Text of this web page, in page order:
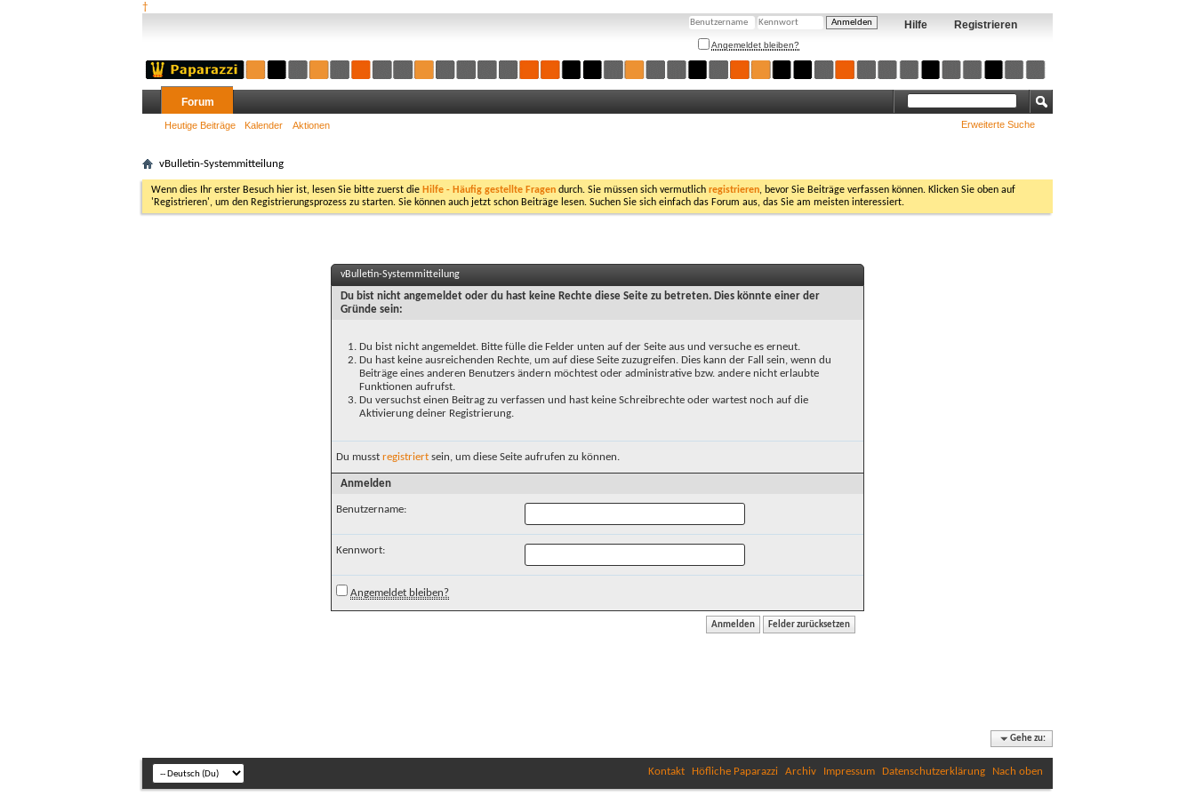
†
Registrieren
Hilfe
Angemeldet bleiben?
Forum
Heutige Beiträge Kalender Aktionen Erweiterte Suche
vBulletin-Systemmitteilung
Wenn dies Ihr erster Besuch hier ist, lesen Sie bitte zuerst die Hilfe - Häufig gestellte Fragen durch. Sie müssen sich vermutlich registrieren, bevor Sie Beiträge verfassen können. Klicken Sie oben auf
'Registrieren', um den Registrierungsprozess zu starten. Sie können auch jetzt schon Beiträge lesen. Suchen Sie sich einfach das Forum aus, das Sie am meisten interessiert.
vBulletin-Systemmitteilung
Du bist nicht angemeldet oder du hast keine Rechte diese Seite zu betreten. Dies könnte einer der
Gründe sein:
Du bist nicht angemeldet. Bitte fülle die Felder unten auf der Seite aus und versuche es erneut.
Du hast keine ausreichenden Rechte, um auf diese Seite zuzugreifen. Dies kann der Fall sein, wenn du
Beiträge eines anderen Benutzers ändern möchtest oder administrative bzw. andere nicht erlaubte
Funktionen aufrufst.
Du versuchst einen Beitrag zu verfassen und hast keine Schreibrechte oder wartest noch auf die
Aktivierung deiner Registrierung.
Du musst registriert sein, um diese Seite aufrufen zu können.
Anmelden
Benutzername:
Kennwort:
Angemeldet bleiben?
Gehe zu:
Kontakt Höfliche Paparazzi Archiv Impressum Datenschutzerklärung Nach oben